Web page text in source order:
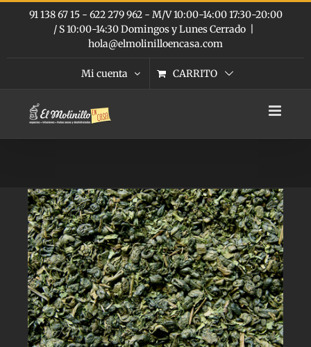
Saltar
91 138 67 15 - 622 279 962 - M/V 10:00-14:00 17:30-20:00
/ S 10:00-14:30 Domingos y Lunes Cerrado
hola@elmolinilloencasa.com
Mi cuenta CARRITO